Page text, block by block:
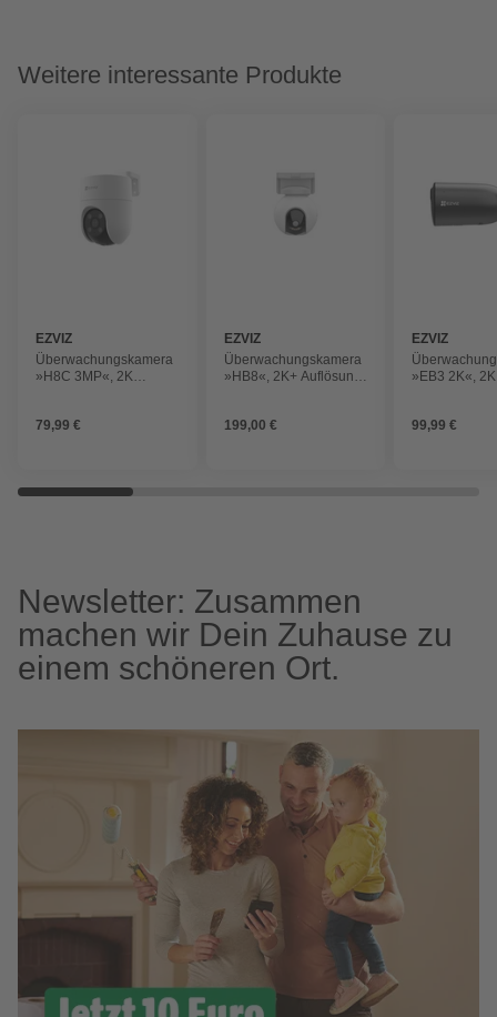
Weitere interessante Produkte
EZVIZ
Überwachungskamera
»H8C 3MP«, 2K
Nachtsichtfunktion
79,99 €
EZVIZ
Überwachungskamera
»HB8«, 2K+ Auflösung,
199,00 €
EZVIZ
»EB3 2K«, 2K
99,99 €
Newsletter: Zusammen
machen wir Dein Zuhause zu
einem schöneren Ort.